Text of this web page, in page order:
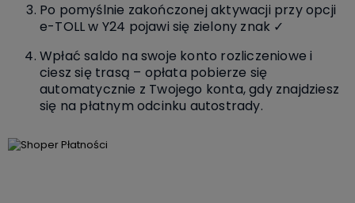
Po pomyślnie zakończonej aktywacji przy opcji
e-TOLL w Y24 pojawi się zielony znak ✓
Wpłać saldo na swoje konto rozliczeniowe i
ciesz się trasą – opłata pobierze się
automatycznie z Twojego konta, gdy znajdziesz
się na płatnym odcinku autostrady.